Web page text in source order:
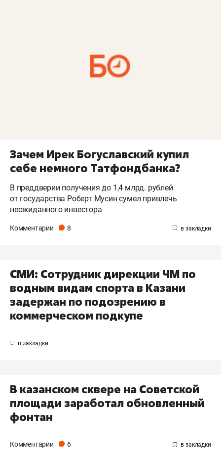
Зачем Ирек Богуславский купил
себе немного Татфондбанка?
В преддверии получения до 1,4 млрд. рублей
от государства Роберт Мусин сумел привлечь
неожиданного инвестора
Комментарии 8
СМИ: Сотрудник дирекции ЧМ по
водным видам спорта в Казани
задержан по подозрению в
коммерческом подкупе
В казанском сквере на Советской
площади заработал обновленный
фонтан
Комментарии 6